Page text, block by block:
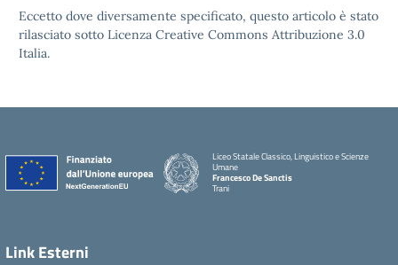
Eccetto dove diversamente specificato, questo articolo è stato
rilasciato sotto Licenza Creative Commons Attribuzione 3.0
Italia.
Liceo Statale Classico, Linguistico e Scienze
Umane
Francesco De Sanctis
Trani
Link Esterni